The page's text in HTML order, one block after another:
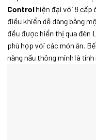
Controlhiện đại với 9 cấp
điều khiển dễ dàng bằng
đều được hiển thị qua đèn
phù hợp với các món ăn.
năng nấu thông minh là tính